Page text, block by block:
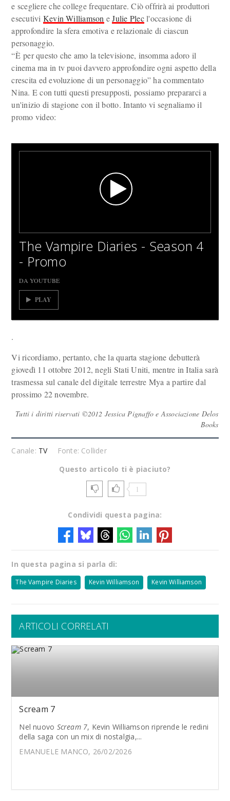
e scegliere che college frequentare. Ciò offrirà ai produttori
esecutivi Kevin Williamson eJulie Plecl'occasione di
approfondire la sfera emotiva e relazionale di ciascun
personaggio.
“È per questo che amo la televisione, insomma adoro il
cinema ma in tv puoi davvero approfondire ogni aspetto della
crescita ed evoluzione di un personaggio” ha commentato
Nina. E con tutti questi presupposti, possiamo prepararci a
un'inizio di stagione con il botto. Intanto vi segnaliamo il
promo video:
The Vampire Diaries - Season 4
- Promo
DA YOUTUBE
PLAY
.
Vi ricordiamo, pertanto, che la quarta stagione debutterà
giovedì 11 ottobre 2012, negli Stati Uniti, mentre in Italia sarà
trasmessa sul canale del digitale terrestre Mya a partire dal
prossimo 22 novembre.
Tutti i diritti riservati ©2012 Jessica Pignaffo e Associazione Delos
Books
Canale: TV
Fonte: Collider
Questo articolo ti è piaciuto?
1
Condividi questa pagina:
In questa pagina si parla di:
The Vampire Diaries Kevin Williamson Kevin Williamson
ARTICOLI CORRELATI
Scream 7
Nel nuovo Scream 7, Kevin Williamson riprende le redini
della saga con un mix di nostalgia,...
EMANUELE MANCO, 26/02/2026